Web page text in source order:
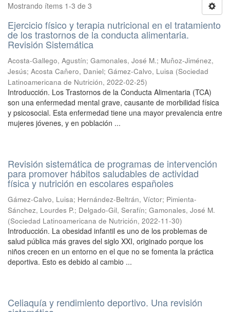
Mostrando ítems 1-3 de 3
Ejercicio físico y terapia nutricional en el tratamiento
de los trastornos de la conducta alimentaria.
Revisión Sistemática
Acosta-Gallego, Agustín; Gamonales, José M.; Muñoz-Jiménez,
Jesús; Acosta Cañero, Daniel; Gámez-Calvo, Luisa (Sociedad
Latinoamericana de Nutrición, 2022-02-25)
Introducción. Los Trastornos de la Conducta Alimentaria (TCA)
son una enfermedad mental grave, causante de morbilidad física
y psicosocial. Esta enfermedad tiene una mayor prevalencia entre
mujeres jóvenes, y en población ...
Revisión sistemática de programas de intervención
para promover hábitos saludables de actividad
física y nutrición en escolares españoles
Gámez-Calvo, Luisa; Hernández-Beltrán, Víctor; Pimienta-
Sánchez, Lourdes P.; Delgado-Gil, Serafín; Gamonales, José M.
(Sociedad Latinoamericana de Nutrición, 2022-11-30)
Introducción. La obesidad infantil es uno de los problemas de
salud pública más graves del siglo XXI, originado porque los
niños crecen en un entorno en el que no se fomenta la práctica
deportiva. Esto es debido al cambio ...
Celiaquía y rendimiento deportivo. Una revisión